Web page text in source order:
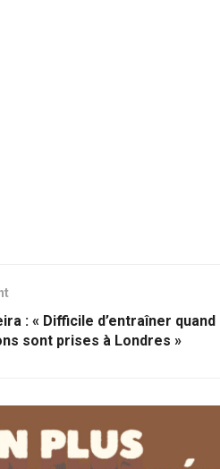
: « Difficile d’entraîner quand
sont prises à Londres »